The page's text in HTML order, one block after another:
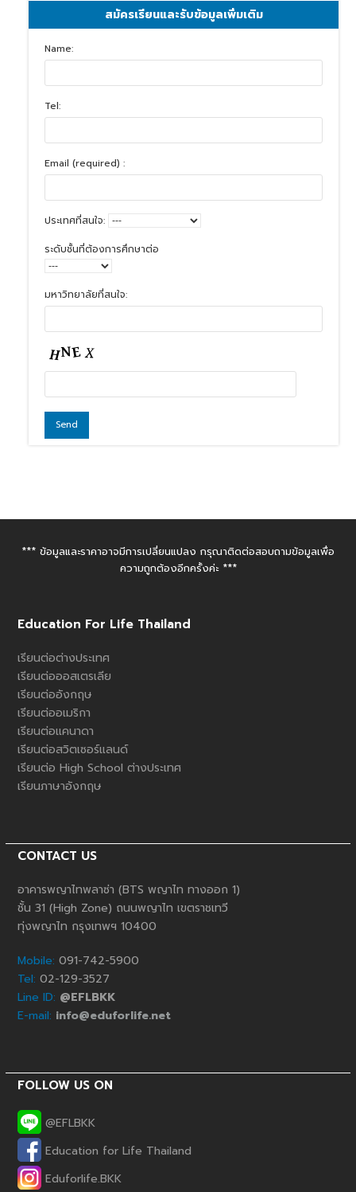
สมัครเรียนและรับข้อมูลเพิ่มเติม
Name:
Tel:
Email (required) :
ประเทศที่สนใจ:
ระดับชั้นที่ต้องการศึกษาต่อ
มหาวิทยาลัยที่สนใจ:
*** ข้อมูลและราคาอาจมีการเปลี่ยนแปลง กรุณาติดต่อสอบถามข้อมูลเพื่อ
ความถูกต้องอีกครั้งค่ะ ***
Education For Life Thailand
เรียนต่อต่างประเทศ
เรียนต่อออสเตรเลีย
เรียนต่ออังกฤษ
เรียนต่ออเมริกา
เรียนต่อแคนาดา
เรียนต่อสวิตเซอร์แลนด์
เรียนต่อ High School ต่างประเทศ
เรียนภาษาอังกฤษ
CONTACT US
อาคารพญาไทพลาซ่า (BTS พญาไท ทางออก 1)
ชั้น 31 (High Zone) ถนนพญาไท เขตราชเทวี
ทุ่งพญาไท กรุงเทพฯ 10400
Mobile: 091-742-5900
Tel: 02-129-3527
Line ID: @EFLBKK
E-mail: info@eduforlife.net
FOLLOW US ON
@EFLBKK
Education for Life Thailand
Eduforlife.BKK